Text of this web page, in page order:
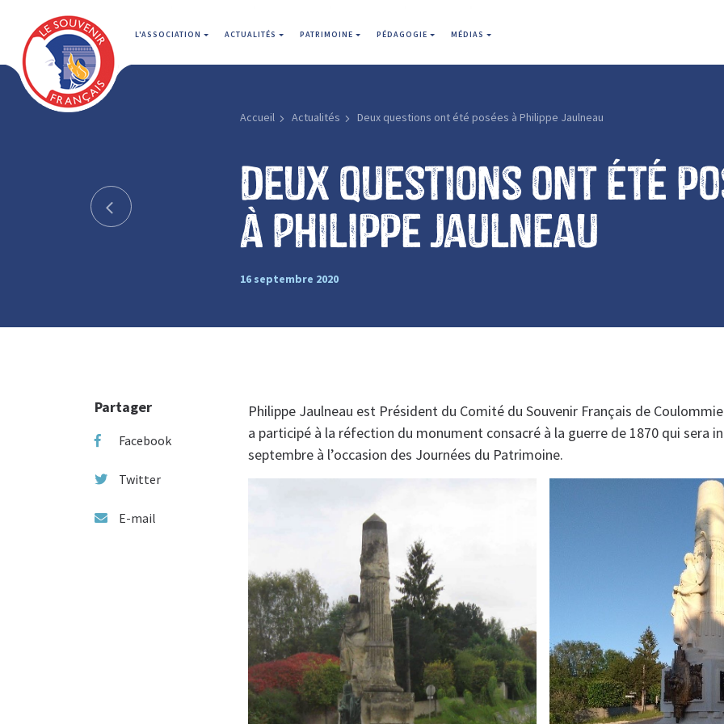
L'ASSOCIATION ACTUALITÉS PATRIMOINE PÉDAGOGIE MÉDIAS
Accueil Actualités Deux questions ont été posées à Philippe Jaulneau
Deux questions ont été
à Philippe Jaulneau
16 septembre 2020
Partager
Facebook
Twitter
E-mail
Philippe Jaulneau est Président du Comité du Souvenir Français de
a participé à la réfection du monument consacré à la guerre de 1870 qui sera
septembre à l’occasion des Journées du Patrimoine.